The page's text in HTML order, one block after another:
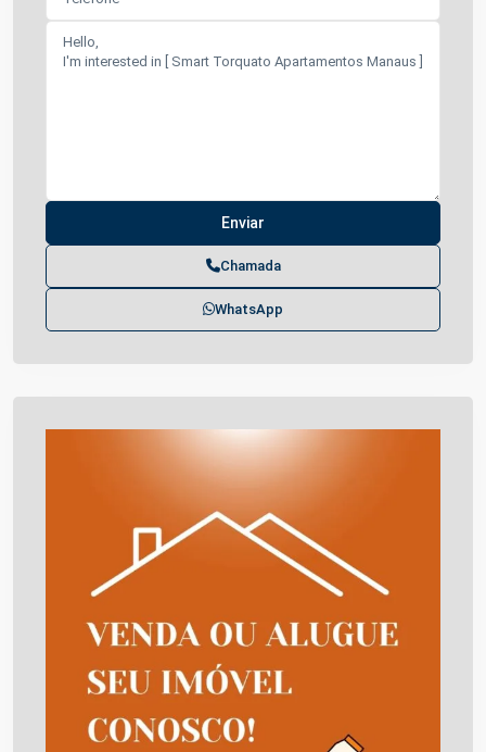
Chamada
WhatsApp